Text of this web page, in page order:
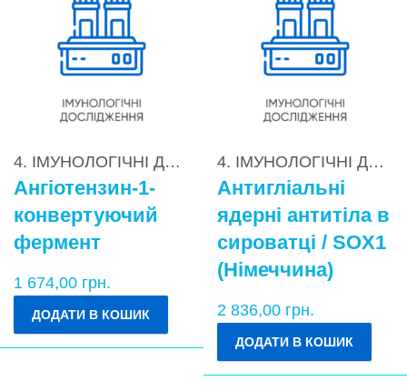
4. ІМУНОЛОГІЧНІ ДОСЛІДЖЕННЯ ,4.1. Показники
Ангіотензин-1-
конвертуючий
фермент
1 674,00 грн.
ДОДАТИ В КОШИК
4. ІМУНОЛОГІЧНІ ДОСЛІДЖЕННЯ
Антигліальні
ядерні антитіла в
сироватці / SOX1
(Німеччина)
2 836,00 грн.
ДОДАТИ В КОШИК